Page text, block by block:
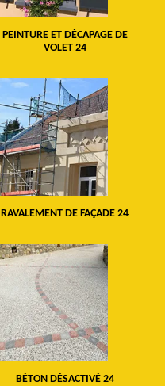
PEINTURE ET DÉCAPAGE DE
VOLET 24
RAVALEMENT DE FAÇADE 24
BÉTON DÉSACTIVÉ 24